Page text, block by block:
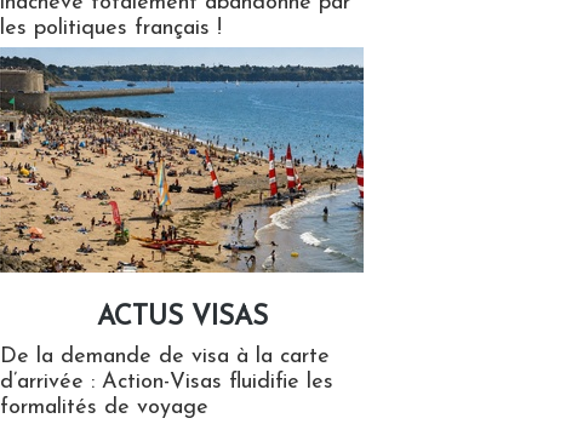
les politiques français !
ACTUS VISAS
De la demande de visa à la carte
d’arrivée : Action-Visas fluidifie les
formalités de voyage